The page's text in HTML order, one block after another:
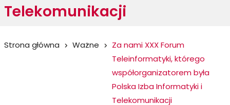
Telekomunikacji
Jesteś
Strona główna Ważne
Za nami XXX Forum
Teleinformatyki, którego
współorganizatorem była
Polska Izba Informatyki i
Telekomunikacji